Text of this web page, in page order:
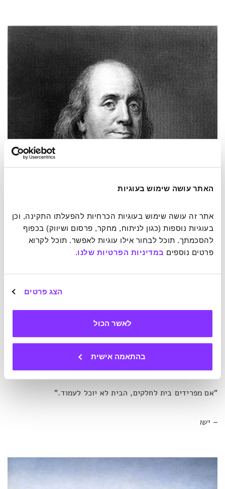
האתר עושה שימוש בעוגיות
פרטים נוספים במדיניות הפרטיות שלנו.
הצג פרטים
לאשר הכול
בהתאמה אישית
בנג'מין פרנקלין
"אם מפרידים בית לחלקים, הבית לא יוכל לעמוד."
– ישו